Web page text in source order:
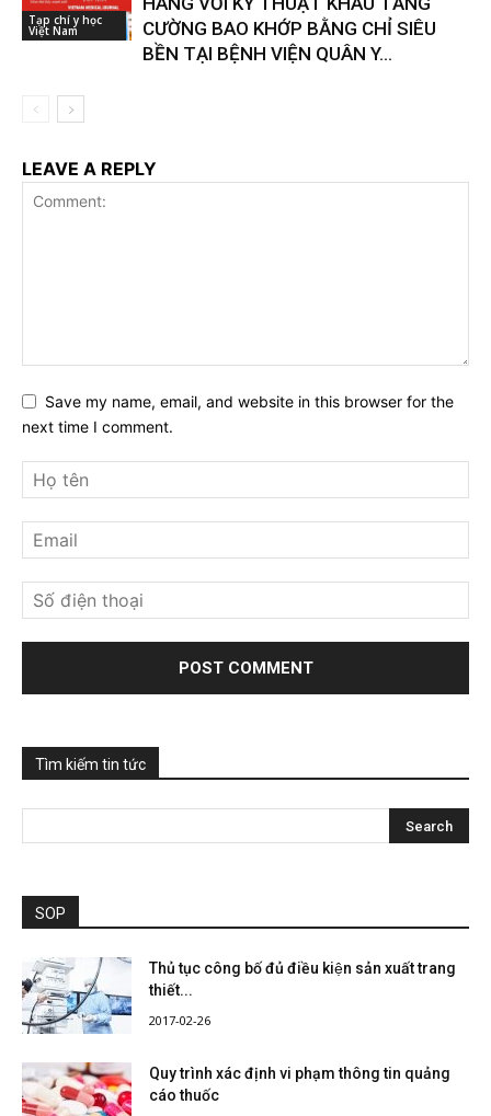
Tạp chí y học
Việt Nam
CƯỜNG BAO KHỚP BẰNG CHỈ SIÊU
BỀN TẠI BỆNH VIỆN QUÂN Y...
LEAVE A REPLY
Save my name, email, and website in this browser for the
next time I comment.
Tìm kiếm tin tức
SOP
Thủ tục công bố đủ điều kiện sản xuất trang
thiết...
2017-02-26
Quy trình xác định vi phạm thông tin quảng
cáo thuốc